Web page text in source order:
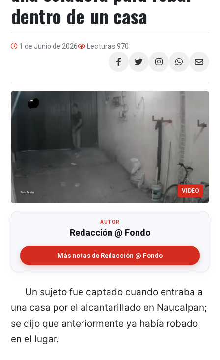
dentro de un casa
1 de Junio de 2026 Lecturas 970
Compartir
VIDEO
AUTOR
Redacción @ Fondo
Más notas de Redacción @ Fondo
Un sujeto fue captado cuando entraba a
una casa por el alcantarillado en Naucalpan;
se dijo que anteriormente ya había robado
en el lugar.